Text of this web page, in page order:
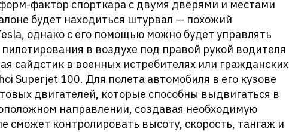
фактор спорткара с двумя дверями и местами
будет находиться штурвал — похожий
однако с его помощью можно будет управлять
в воздухе под правой рукой водителя
сайдстик в военных истребителях или гражданских
Superjet 100. Для полета автомобиля в его кузове
двигателей, которые способны выдвигаться в
направлении, создавая необходимую
сможет контролировать высоту, скорость, тангаж и